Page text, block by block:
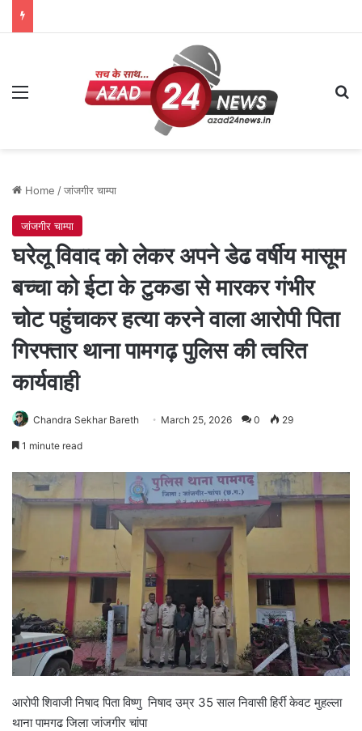
Menu
Home /जांजगीर चाम्पा
जांजगीर चाम्पा
घरेलू विवाद को लेकर अपने डेढ वर्षीय मासूम
बच्चा को ईटा के टुकडा से मारकर गंभीर
चोट पहुंचाकर हत्या करने वाला आरोपी पिता
गिरफ्तार थाना पामगढ़ पुलिस की त्वरित
कार्यवाही
Chandra Sekhar Bareth March 25, 2026 0 29
1 minute read
आरोपी शिवाजी निषाद पिता विष्णु निषाद उम्र 35 साल निवासी हिर्री केवट मुहल्ला
थाना पामगढ जिला जांजगीर चांपा